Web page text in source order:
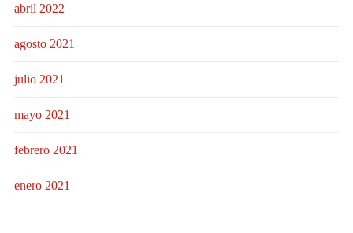
abril 2022
agosto 2021
julio 2021
mayo 2021
febrero 2021
enero 2021